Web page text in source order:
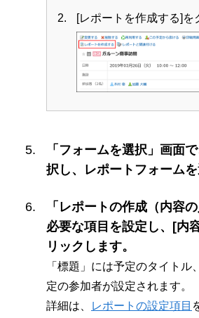
[レポートを作成する]を
「フォームを選択」画面
択し、レポートフォームを
「レポートの作成（内容
必要な項目を設定し、[内
リックします。
「標題」には予定のタイトル
定の参加者が設定されます。
詳細は、
レポートの設定項目